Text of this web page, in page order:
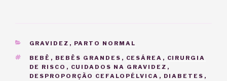
CATEGORIAS
GRAVIDEZ , PARTO NORMAL
TAGS
BEBÊ , BEBÊS GRANDES , CESÁREA , CIRURGIA
DE RISCO , CUIDADOS NA GRAVIDEZ ,
DESPROPORÇÃO CEFALOPÉLVICA , DIABETES ,